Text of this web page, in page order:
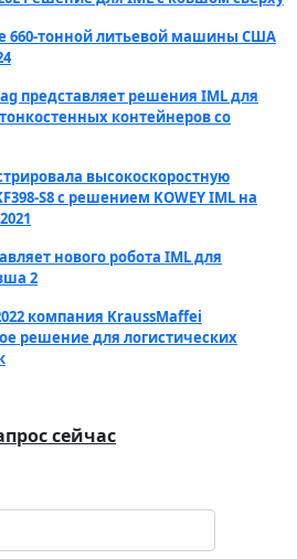
660-тонной литьевой машины США
представляет решения IML для
контейнеров со
высокоскоростную
S8 с решением KOWEY IML на
нового робота IML для
2
компания KraussMaffei
решение для логистических
сейчас